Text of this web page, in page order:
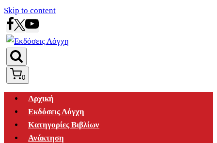
Skip to content
0
Αρχική
Εκδόσεις Λόγχη
Κατηγορίες Βιβλίων
Ανάκτηση